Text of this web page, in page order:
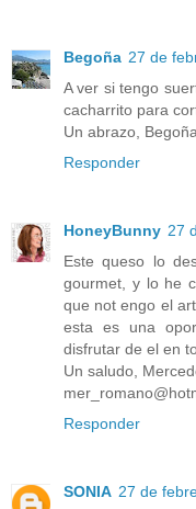
Begoña 27 de
A ver si tengo
cacharrito para
Un abrazo,
Responder
HoneyBunny 27
Este queso lo
gourmet, y lo he
que not engo el
esta es una
disfrutar de el en
Un saludo,
Responder
SONIA 27 de